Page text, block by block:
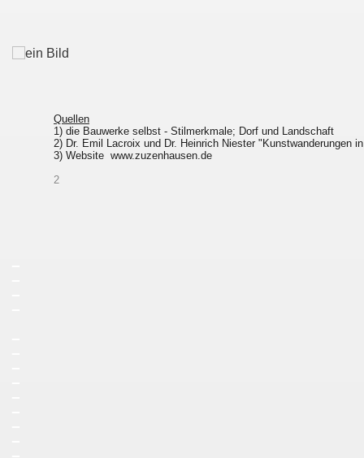
Quellen
1) die Bauwerke selbst - Stilmerkmale; Dorf und Landschaft
2) Dr. Emil Lacroix und Dr. Heinrich Niester "Kunstwanderungen
3) Website www.zuzenhausen.de
2